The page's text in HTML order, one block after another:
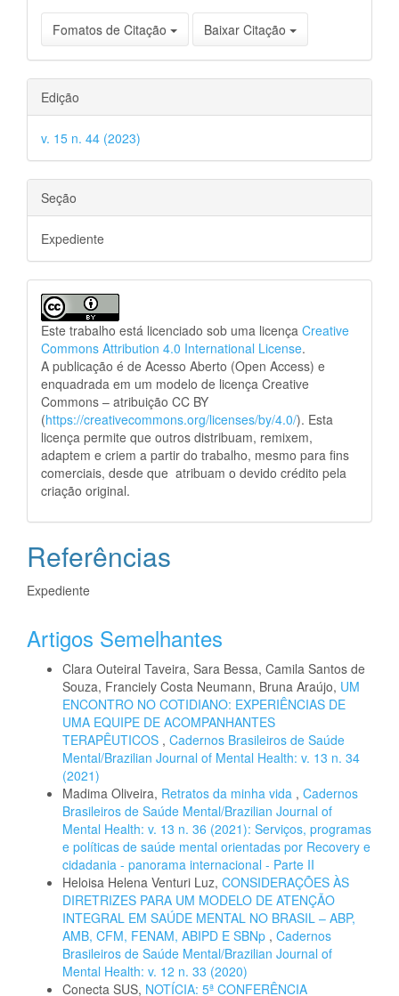
Fomatos de Citação Baixar Citação
Edição
v. 15 n. 44 (2023)
Seção
Expediente
Este trabalho está licenciado sob uma licença Creative
Commons Attribution 4.0 International License.
A publicação é de Acesso Aberto (Open Access) e
enquadrada em um modelo de licença Creative
Commons – atribuição CC BY
(https://creativecommons.org/licenses/by/4.0/). Esta
licença permite que outros distribuam, remixem,
adaptem e criem a partir do trabalho, mesmo para fins
comerciais, desde que atribuam o devido crédito pela
criação original.
Referências
Expediente
Artigos Semelhantes
Clara Outeiral Taveira, Sara Bessa, Camila Santos de
Souza, Franciely Costa Neumann, Bruna Araújo, UM
ENCONTRO NO COTIDIANO: EXPERIÊNCIAS DE
UMA EQUIPE DE ACOMPANHANTES
TERAPÊUTICOS , Cadernos Brasileiros de Saúde
Mental/Brazilian Journal of Mental Health: v. 13 n. 34
(2021)
Madima Oliveira, Retratos da minha vida , Cadernos
Brasileiros de Saúde Mental/Brazilian Journal of
Mental Health: v. 13 n. 36 (2021): Serviços, programas
e políticas de saúde mental orientadas por Recovery e
cidadania - panorama internacional - Parte II
Heloisa Helena Venturi Luz, CONSIDERAÇÕES ÀS
DIRETRIZES PARA UM MODELO DE ATENÇÃO
INTEGRAL EM SAÚDE MENTAL NO BRASIL – ABP,
AMB, CFM, FENAM, ABIPD E SBNp , Cadernos
Brasileiros de Saúde Mental/Brazilian Journal of
Mental Health: v. 12 n. 33 (2020)
Conecta SUS, NOTÍCIA: 5ª CONFERÊNCIA